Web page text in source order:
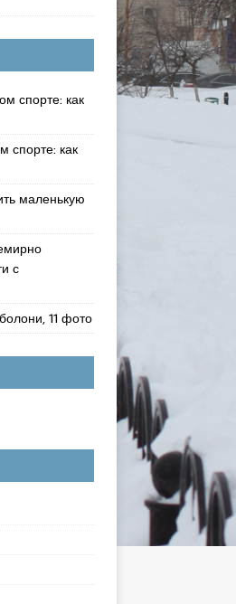
спорте: как
спорте: как
маленькую
с
11 фото